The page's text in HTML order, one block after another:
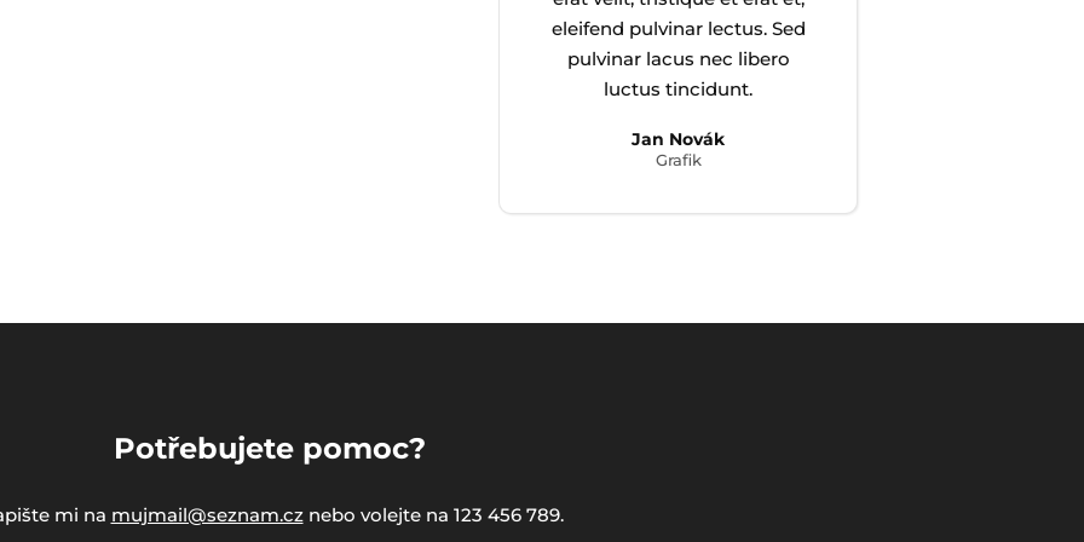
eleifend pulvinar lectus. Sed
pulvinar lacus nec libero
luctus tincidunt.
Jan Novák
Grafik
Potřebujete pomoc?
mi na mujmail@seznam.cznebo volejte na 123 456 789.